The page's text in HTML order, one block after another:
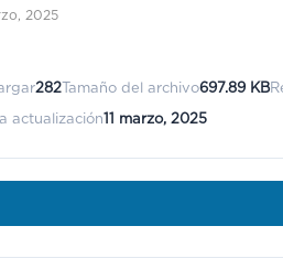
2025
282 Tamaño del archivo697.89 KB
actualización11 marzo, 2025